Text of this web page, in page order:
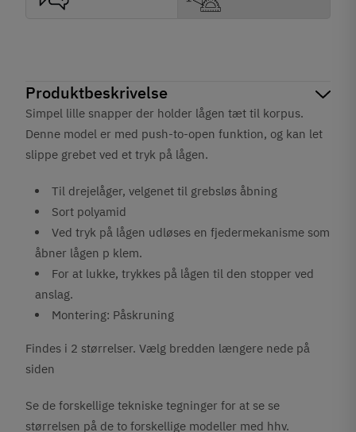
Produktbeskrivelse
Simpel lille snapper der holder lågen tæt til korpus.
Denne model er med push-to-open funktion, og kan let
slippe grebet ved et tryk på lågen.
Til drejelåger, velgenet til grebsløs åbning
Sort polyamid
Ved tryk på lågen udløses en fjedermekanisme som
åbner lågen p klem.
For at lukke, trykkes på lågen til den stopper ved
anslag.
Montering: Påskruning
Findes i 2 størrelser. Vælg bredden længere nede på
siden
Se de forskellige tekniske tegninger for at se se
størrelsen på de to forskellige modeller med hhv.